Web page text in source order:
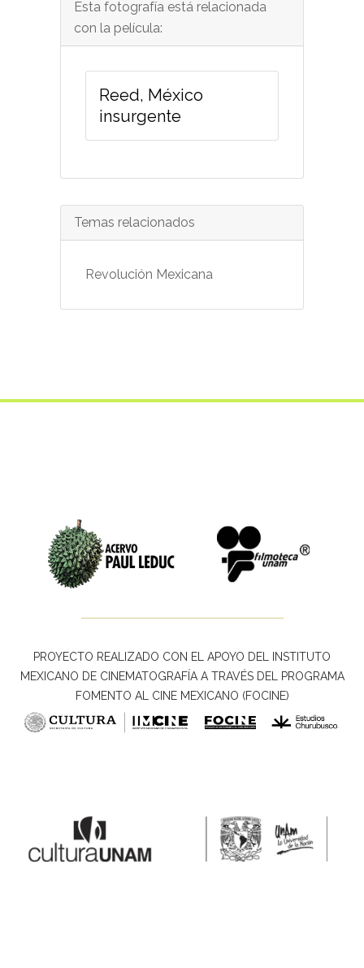
Esta fotografía está relacionada
con la película:
Reed, México
insurgente
Temas relacionados
Revolución Mexicana
PROYECTO REALIZADO CON EL APOYO DEL INSTITUTO
MEXICANO DE CINEMATOGRAFÍA A TRAVÉS DEL PROGRAMA
FOMENTO AL CINE MEXICANO (FOCINE)